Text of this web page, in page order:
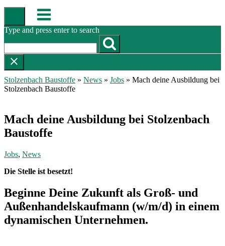
Skip
content
Menu
Type and press enter to search
Stolzenbach Baustoffe » News » Jobs » Mach deine Ausbildung bei
Stolzenbach Baustoffe
Mach deine Ausbildung bei Stolzenbach
Baustoffe
Jobs, News
Die Stelle ist besetzt!
Beginne Deine Zukunft als Groß- und
Außenhandelskaufmann (w/m/d) in einem
dynamischen Unternehmen.